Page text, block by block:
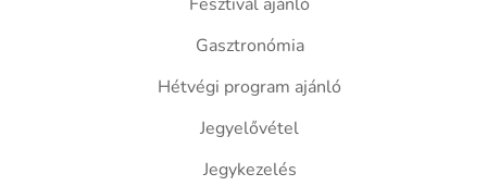
Gasztronómia
Hétvégi program ajánló
Jegyelővétel
Jegykezelés